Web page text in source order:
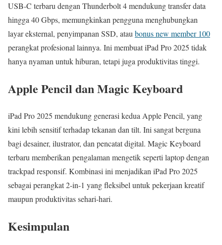
USB-C terbaru dengan Thunderbolt 4 mendukung transfer data
hingga 40 Gbps, memungkinkan pengguna menghubungkan
layar eksternal, penyimpanan SSD, ataubonus new member 100
perangkat profesional lainnya. Ini membuat iPad Pro 2025 tidak
hanya nyaman untuk hiburan, tetapi juga produktivitas tinggi.
Apple Pencil dan Magic Keyboard
iPad Pro 2025 mendukung generasi kedua Apple Pencil, yang
kini lebih sensitif terhadap tekanan dan tilt. Ini sangat berguna
bagi desainer, ilustrator, dan pencatat digital. Magic Keyboard
terbaru memberikan pengalaman mengetik seperti laptop dengan
trackpad responsif. Kombinasi ini menjadikan iPad Pro 2025
sebagai perangkat 2-in-1 yang fleksibel untuk pekerjaan kreatif
maupun produktivitas sehari-hari.
Kesimpulan